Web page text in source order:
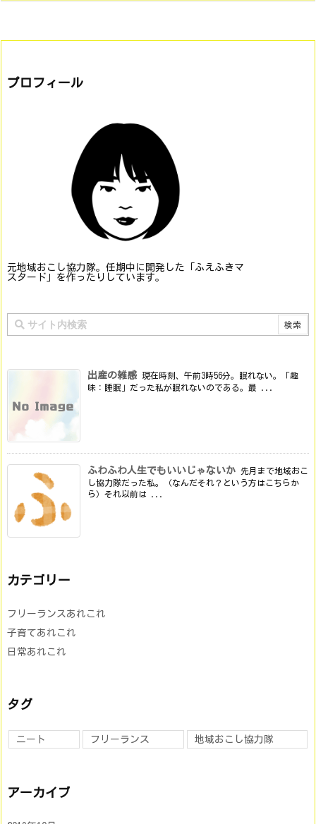
プロフィール
元地域おこし協力隊。任期中に開発した「ふえふきマ
スタード」を作ったりしています。
出産の雑感
現在時刻、午前3時56分。眠れない。「趣
味：睡眠」だった私が眠れないのである。最 ...
ふわふわ人生でもいいじゃないか
先月まで地域おこ
し協力隊だった私。（なんだそれ？という方はこちらか
ら）それ以前は ...
カテゴリー
フリーランスあれこれ
子育てあれこれ
日常あれこれ
タグ
ニート フリーランス 地域おこし協力隊
アーカイブ